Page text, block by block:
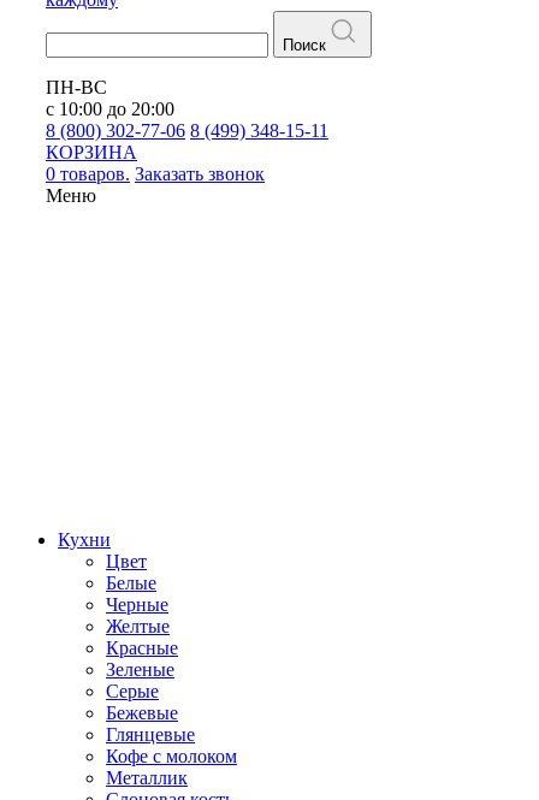
Поиск
ПН-ВС
с 10:00 до 20:00
8 (800) 302-77-06 8 (499) 348-15-11
КОРЗИНА
0 товаров. Заказать звонок
Меню
Кухни
Цвет
Белые
Черные
Желтые
Красные
Зеленые
Серые
Бежевые
Глянцевые
Кофе с молоком
Металлик